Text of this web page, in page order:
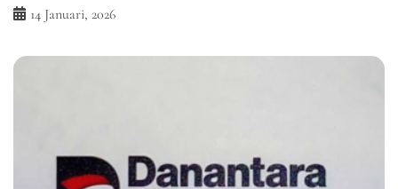
14 Januari, 2026